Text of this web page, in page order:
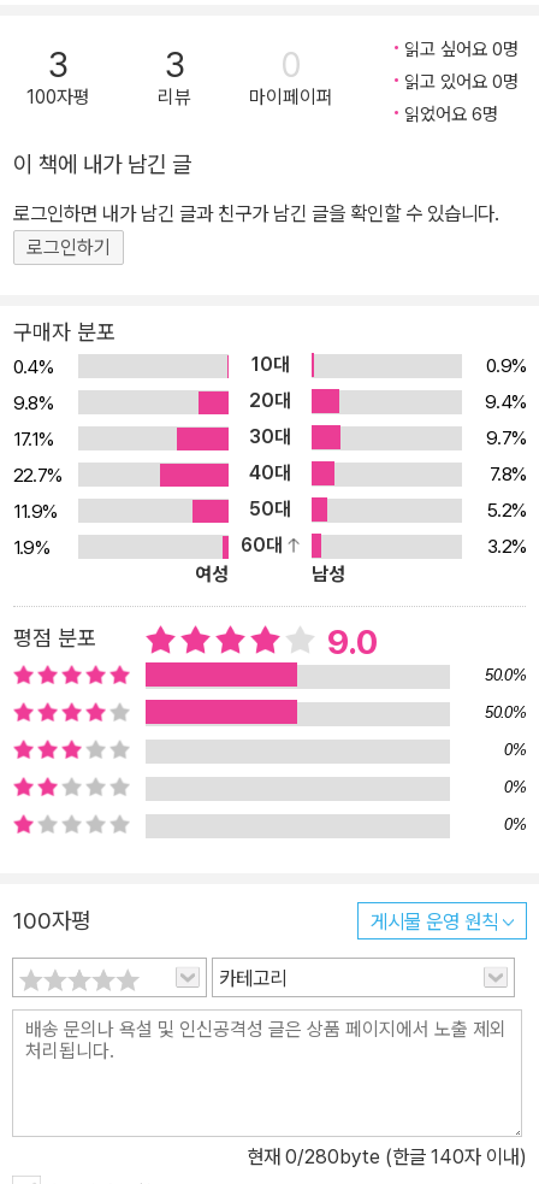
3
100자평
3
리뷰
0
마이페이퍼
읽고 싶어요 0명
읽고 있어요 0명
읽었어요 6명
이 책에 내가 남긴 글
로그인하면 내가 남긴 글과 친구가 남긴 글을 확인할 수 있습니다.
로그인하기
구매자 분포
0.4% 10대
0.9%
9.8%
20대
9.4%
17.1%
30대
9.7%
22.7%
40대
7.8%
11.9%
50대
5.2%
1.9%
60대
3.2%
여성
남성
평점 분포 9.0
50.0%
50.0%
0%
0%
0%
100자평 게시물 운영 원칙
카테고리
현재 0/280byte (한글 140자 이내)